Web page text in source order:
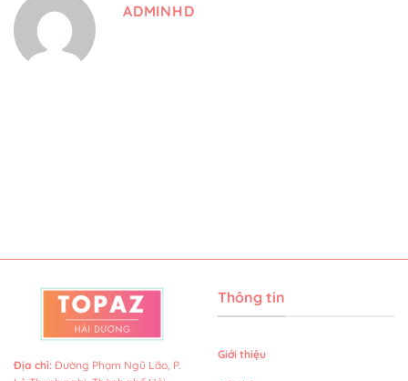
ADMINHD
Địa chỉ: Đường Phạm Ngũ Lão, P.
Thông tin
Giới thiệu